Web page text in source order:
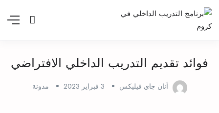
فوائد تقديم التدريب الداخلي الافتراضي
أنان جاي فيليكس 3 فبراير 2023 مدونة